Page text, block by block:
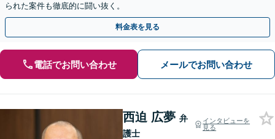
られた案件も徹底的に闘い抜く。
料金表を見る
電話でお問い合わせ メールでお問い合わせ
西迫 広夢 弁
護士
インタビューを
見る